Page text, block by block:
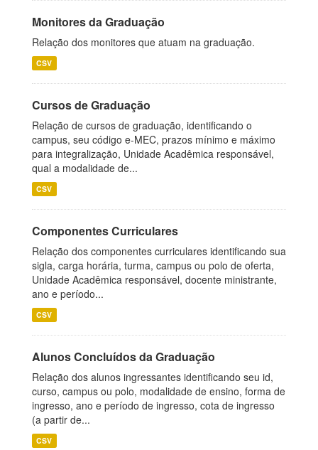
Monitores da Graduação
Relação dos monitores que atuam na graduação.
CSV
Cursos de Graduação
Relação de cursos de graduação, identificando o
campus, seu código e-MEC, prazos mínimo e máximo
para integralização, Unidade Acadêmica responsável,
qual a modalidade de...
CSV
Componentes Curriculares
Relação dos componentes curriculares identificando sua
sigla, carga horária, turma, campus ou polo de oferta,
Unidade Acadêmica responsável, docente ministrante,
ano e período...
CSV
Alunos Concluídos da Graduação
Relação dos alunos ingressantes identificando seu id,
curso, campus ou polo, modalidade de ensino, forma de
ingresso, ano e período de ingresso, cota de ingresso
(a partir de...
CSV